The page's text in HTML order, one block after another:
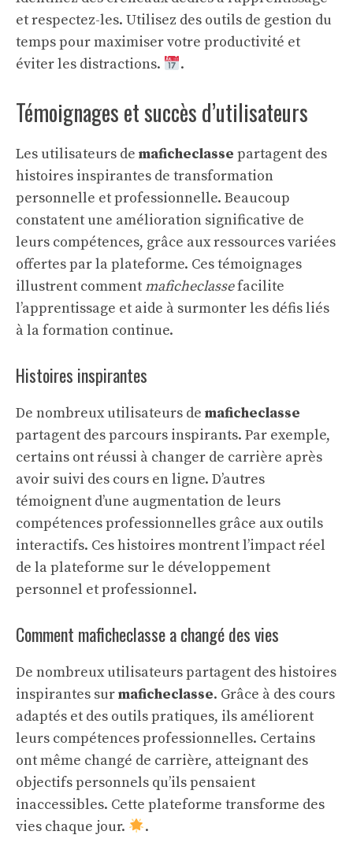
et respectez-les. Utilisez des outils de gestion du
temps pour maximiser votre productivité et
éviter les distractions.
.
Témoignages et succès d’utilisateurs
Les utilisateurs de maficheclasse partagent des
histoires inspirantes de transformation
personnelle et professionnelle. Beaucoup
constatent une amélioration significative de
leurs compétences, grâce aux ressources variées
offertes par la plateforme. Ces témoignages
illustrent commentmaficheclassefacilite
l’apprentissage et aide à surmonter les défis liés
à la formation continue.
Histoires inspirantes
De nombreux utilisateurs de maficheclasse
partagent des parcours inspirants. Par exemple,
certains ont réussi à changer de carrière après
avoir suivi des cours en ligne. D’autres
témoignent d’une augmentation de leurs
compétences professionnelles grâce aux outils
interactifs. Ces histoires montrent l’impact réel
de la plateforme sur le développement
personnel et professionnel.
Comment maficheclasse a changé des vies
De nombreux utilisateurs partagent des histoires
inspirantes surmaficheclasse. Grâce à des cours
adaptés et des outils pratiques, ils améliorent
leurs compétences professionnelles. Certains
ont même changé de carrière, atteignant des
objectifs personnels qu’ils pensaient
inaccessibles. Cette plateforme transforme des
vies chaque jour.
.